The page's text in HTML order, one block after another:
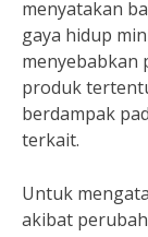
menyatakan
gaya hidup
menyebabkan
produk
berdampak
terkait.
Untuk
akibat